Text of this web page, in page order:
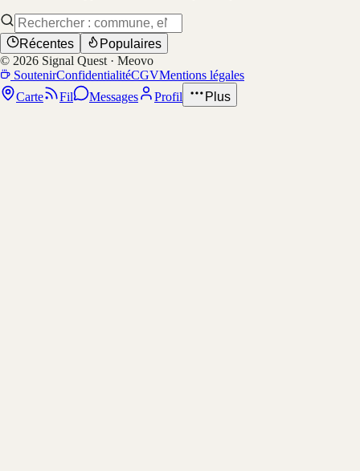
Récentes
Populaires
© 2026 Signal Quest · Meovo
SoutenirConfidentialitéCGVMentions légales
Carte
Fil Messages Profil Plus